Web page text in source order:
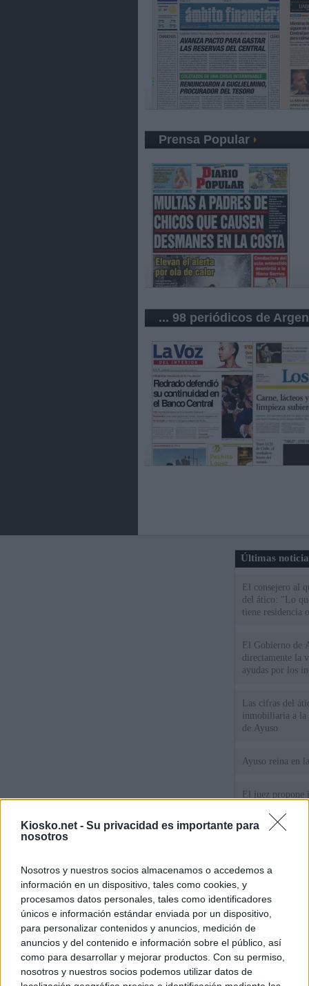
Kiosko.net - Su privacidad es importante para
nosotros
Nosotros y nuestros socios almacenamos o accedemos a
información en un dispositivo, tales como cookies, y
procesamos datos personales, tales como identificadores
únicos e información estándar enviada por un dispositivo,
para personalizar contenidos y anuncios, medición de
anuncios y del contenido e información sobre el público, así
como para desarrollar y mejorar productos. Con su permiso,
nosotros y nuestros socios podemos utilizar datos de
Prensa Popular
... 98 periódicos de
Últimas
El consejero al
del ático: "Lo
tiene residencia
El Gobierno de
directamente la
ayudas por los
Las cifras del
inmobiliaria a la
de Ayuso
Ayuso reina en
El juez propone
jefa" Ayuso
15 de agosto
Privacidad y Cookies